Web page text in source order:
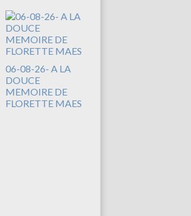
06-08-26- A LA
DOUCE
MEMOIRE DE
FLORETTE MAES